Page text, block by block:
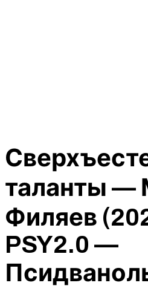
таланты —
Филяев
PSY2.0 —